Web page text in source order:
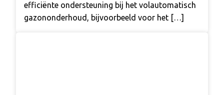
efficiënte ondersteuning bij het volautomatisch
gazononderhoud, bijvoorbeeld voor het […]